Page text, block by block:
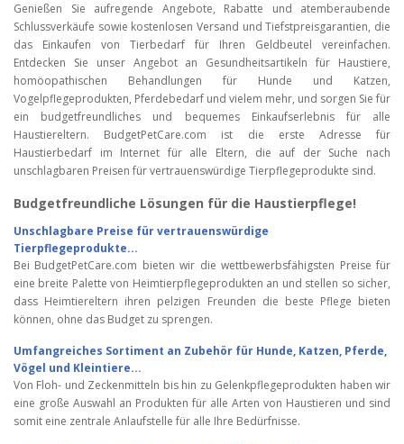
Genießen Sie aufregende Angebote, Rabatte und atemberaubende
Schlussverkäufe sowie kostenlosen Versand und Tiefstpreisgarantien, die
das Einkaufen von Tierbedarf für Ihren Geldbeutel vereinfachen.
Entdecken Sie unser Angebot an Gesundheitsartikeln für Haustiere,
homöopathischen Behandlungen für Hunde und Katzen,
Vogelpflegeprodukten, Pferdebedarf und vielem mehr, und sorgen Sie für
ein budgetfreundliches und bequemes Einkaufserlebnis für alle
Haustiereltern. BudgetPetCare.com ist die erste Adresse für
Haustierbedarf im Internet für alle Eltern, die auf der Suche nach
unschlagbaren Preisen für vertrauenswürdige Tierpflegeprodukte sind.
Budgetfreundliche Lösungen für die Haustierpflege!
Unschlagbare Preise für vertrauenswürdige
Tierpflegeprodukte...
Bei BudgetPetCare.com bieten wir die wettbewerbsfähigsten Preise für
eine breite Palette von Heimtierpflegeprodukten an und stellen so sicher,
dass Heimtiereltern ihren pelzigen Freunden die beste Pflege bieten
können, ohne das Budget zu sprengen.
Umfangreiches Sortiment an Zubehör für Hunde, Katzen, Pferde,
Vögel und Kleintiere...
Von Floh- und Zeckenmitteln bis hin zu Gelenkpflegeprodukten haben wir
eine große Auswahl an Produkten für alle Arten von Haustieren und sind
somit eine zentrale Anlaufstelle für alle Ihre Bedürfnisse.